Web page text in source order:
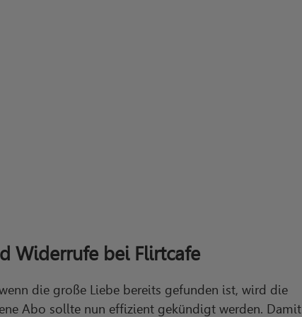
Widerrufe bei Flirtcafe
die große Liebe bereits gefunden ist, wird die
Abo sollte nun effizient gekündigt werden. Damit